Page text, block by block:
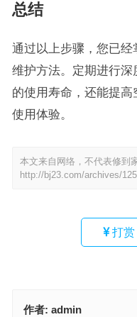
总结
通过以上步骤，您已经
维护方法。定期进行深
的使用寿命，还能提
使用体验。
本文来自网络，不代表修到
http://bj23.com/archives/
打赏
作者: admin